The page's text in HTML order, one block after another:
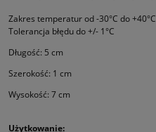
Zakres temperatur od -30°C do +40°C
Tolerancja błędu do +/- 1°C
Długość: 5 cm
Szerokość: 1 cm
Wysokość: 7 cm
Użytkowanie: